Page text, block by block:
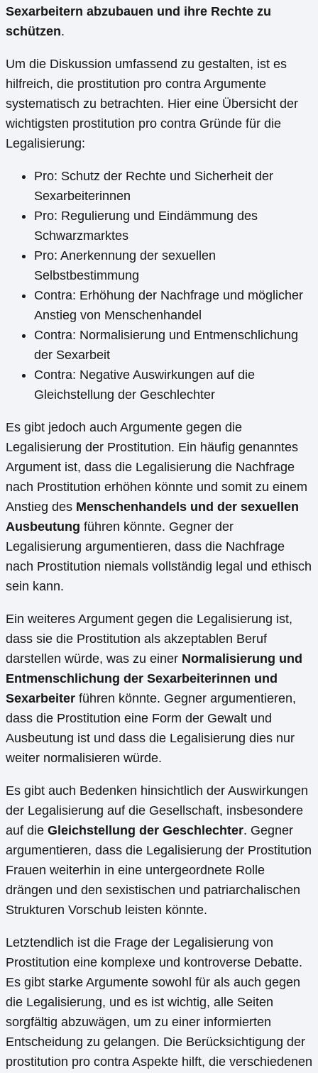
Sexarbeitern abzubauen und ihre Rechte zu
schützen.
Um die Diskussion umfassend zu gestalten, ist es
hilfreich, die prostitution pro contra Argumente
systematisch zu betrachten. Hier eine Übersicht der
wichtigsten prostitution pro contra Gründe für die
Legalisierung:
Pro: Schutz der Rechte und Sicherheit der
Sexarbeiterinnen
Pro: Regulierung und Eindämmung des
Schwarzmarktes
Pro: Anerkennung der sexuellen
Selbstbestimmung
Contra: Erhöhung der Nachfrage und möglicher
Anstieg von Menschenhandel
Contra: Normalisierung und Entmenschlichung
der Sexarbeit
Contra: Negative Auswirkungen auf die
Gleichstellung der Geschlechter
Es gibt jedoch auch Argumente gegen die
Legalisierung der Prostitution. Ein häufig genanntes
Argument ist, dass die Legalisierung die Nachfrage
nach Prostitution erhöhen könnte und somit zu einem
Anstieg des Menschenhandels und der sexuellen
Ausbeutung führen könnte. Gegner der
Legalisierung argumentieren, dass die Nachfrage
nach Prostitution niemals vollständig legal und ethisch
sein kann.
Ein weiteres Argument gegen die Legalisierung ist,
dass sie die Prostitution als akzeptablen Beruf
darstellen würde, was zu einer Normalisierung und
Entmenschlichung der Sexarbeiterinnen und
Sexarbeiter führen könnte. Gegner argumentieren,
dass die Prostitution eine Form der Gewalt und
Ausbeutung ist und dass die Legalisierung dies nur
weiter normalisieren würde.
Es gibt auch Bedenken hinsichtlich der Auswirkungen
der Legalisierung auf die Gesellschaft, insbesondere
auf die Gleichstellung der Geschlechter. Gegner
argumentieren, dass die Legalisierung der Prostitution
Frauen weiterhin in eine untergeordnete Rolle
drängen und den sexistischen und patriarchalischen
Strukturen Vorschub leisten könnte.
Letztendlich ist die Frage der Legalisierung von
Prostitution eine komplexe und kontroverse Debatte.
Es gibt starke Argumente sowohl für als auch gegen
die Legalisierung, und es ist wichtig, alle Seiten
sorgfältig abzuwägen, um zu einer informierten
Entscheidung zu gelangen. Die Berücksichtigung der
prostitution pro contra Aspekte hilft, die verschiedenen